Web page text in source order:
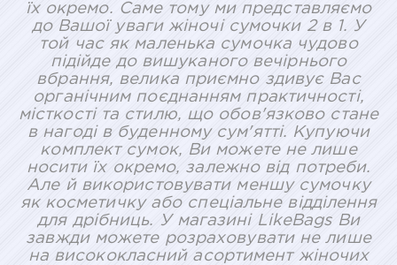
їх окремо. Саме тому ми представляємо
до Вашої уваги жіночі сумочки 2 в 1. У
той час як маленька сумочка чудово
підійде до вишуканого вечірнього
вбрання, велика приємно здивує Вас
органічним поєднанням практичності,
місткості та стилю, що обов'язково стане
в нагоді в буденному сум'ятті. Купуючи
комплект сумок, Ви можете не лише
носити їх окремо, залежно від потреби.
Але й використовувати меншу сумочку
як косметичку або спеціальне відділення
для дрібниць. У магазині LikeBags Ви
завжди можете розраховувати не лише
на висококласний асортимент жіночих